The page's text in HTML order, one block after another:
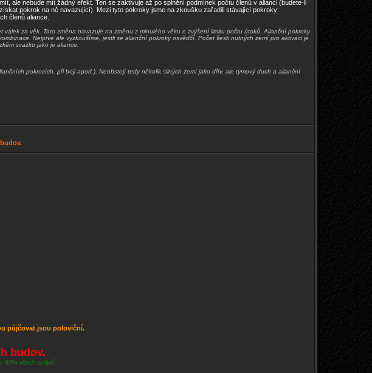
ale nebude mít žádný efekt. Ten se zaktivuje až po splnění podmínek počtu členů v alianci (budete-li
pokrok na ně navazující). Mezi tyto pokroky jsme na zkoušku zařadili stávající pokroky:
členů aliance.
za věk. Tato změna navazuje na změnu z minulého věku o zvýšení limitu počtu útoků. Alianční pokroky
Nejprve ale vyzkoušíme, jestli se alianční pokroky osvědčí. Počet šesti nutných zemí pro aktivaci je
svazku jako je aliance.
pokrocích, při boji apod.). Neobstojí tedy několik silných zemí jako dřív, ale týmový duch a alianční
půjčovat jsou poloviční.
budov.
80% všech scriptů.